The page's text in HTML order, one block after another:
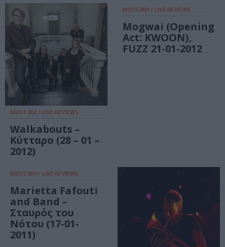
ΜΟΥΣΙΚΗ / LIVE REVIEWS
Walkabouts –
Κύτταρο (28 – 01 –
2012)
ΜΟΥΣΙΚΗ / LIVE REVIEWS
Mogwai (Opening
Act: KWOON),
FUZZ 21-01-2012
ΜΟΥΣΙΚΗ / LIVE REVIEWS
Marietta Fafouti
and Band –
Σταυρός του
Νότου (17-01-
2011)